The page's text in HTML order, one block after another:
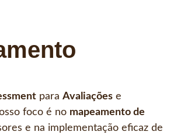
para Avaliações e
foco é no mapeamento de
e na implementação eficaz de